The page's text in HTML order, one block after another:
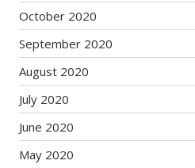
October 2020
September 2020
August 2020
July 2020
June 2020
May 2020